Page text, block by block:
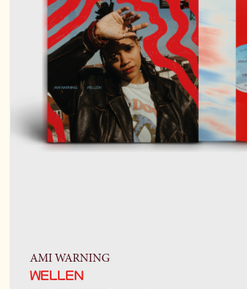
AMI WARNING
WELLEN